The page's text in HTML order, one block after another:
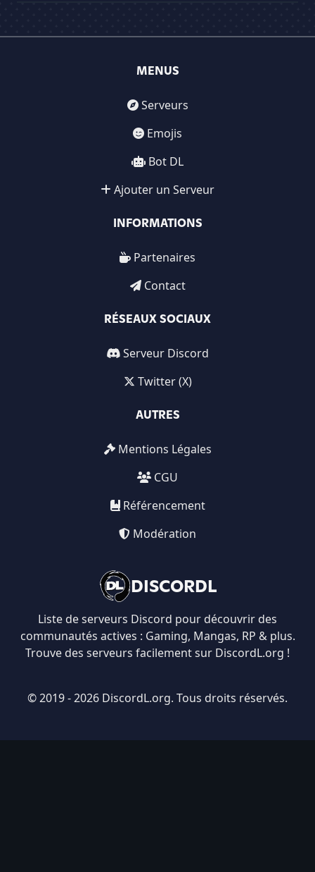
DISCORDL
Liste de serveurs Discord pour découvrir des
communautés actives : Gaming, Mangas, RP & plus.
Trouve des serveurs facilement sur DiscordL.org !
MENUS
Serveurs
Emojis
Bot DL
Ajouter un Serveur
INFORMATIONS
Partenaires
Contact
RÉSEAUX SOCIAUX
Serveur Discord
Twitter (X)
AUTRES
Mentions Légales
CGU
Référencement
Modération
© 2019 - 2026 DiscordL.org. Tous droits réservés.